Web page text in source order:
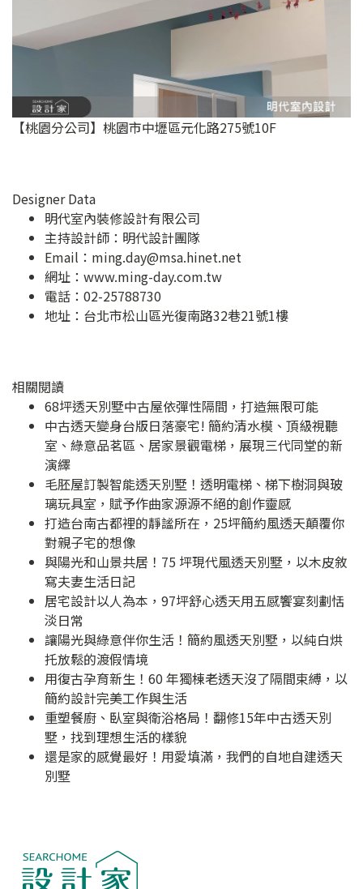
【桃園分公司】桃園市中壢區元化路275號10F
Designer Data
明代室內裝修設計有限公司
主持設計師：明代設計團隊
Email： ming.day@msa.hinet.net
網址： www.ming-day.com.tw
電話：02-25788730
地址： 台北市松山區光復南路32巷21號1樓
相關閱讀
68坪透天別墅中古屋依彈性隔間，打造無限可能
中古透天變身台版日落豪宅! 簡約清水模、頂級視聽
室、綠意品茗區、居家景觀電梯，展現三代同堂的新
演繹
毛胚屋訂製智能透天別墅！透明電梯、梯下樹洞與玻
璃玩具室，賦予作曲家源源不絕的創作靈感
打造台南古都裡的靜謐所在，25坪簡約風透天顛覆你
對親子宅的想像
與陽光和山景共居！75 坪現代風透天別墅，以木皮敘
寫夫妻生活日記
居宅設計以人為本，97坪舒心透天用五感饗宴刻劃恬
淡日常
讓陽光與綠意伴你生活！簡約風透天別墅，以純白烘
托放鬆的渡假情境
用復古孕育新生！60 年獨棟老透天沒了隔間束縛，以
簡約設計完美工作與生活
重塑餐廚、臥室與衛浴格局！翻修15年中古透天別
墅，找到理想生活的樣貌
還是家的感覺最好！用愛填滿，我們的自地自建透天
別墅